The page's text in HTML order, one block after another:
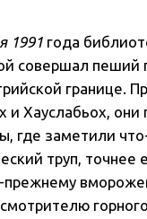
1991 года
совершал пеший
границе.
Хауслабьох,
где заметили
труп, точнее